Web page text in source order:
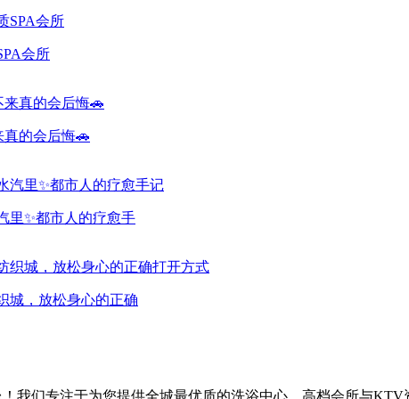
会所
真的会后悔🚗
里✨都市人的疗愈手
城，放松身心的正确